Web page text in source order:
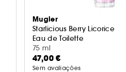
Mugler
Starlicious Berry Licorice
Eau de Toilette
75 ml
47,00 €
Sem avaliações